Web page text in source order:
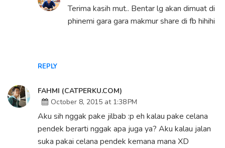
REPLY
Terima kasih mut.. Bentar lg akan dimuat di
phinemi gara gara makmur share di fb hihihi
FAHMI (CATPERKU.COM)
October 8, 2015 at 1:38 PM
Aku sih nggak pake jilbab :p eh kalau pake celana
pendek berarti nggak apa juga ya? Aku kalau jalan
suka pakai celana pendek kemana mana XD